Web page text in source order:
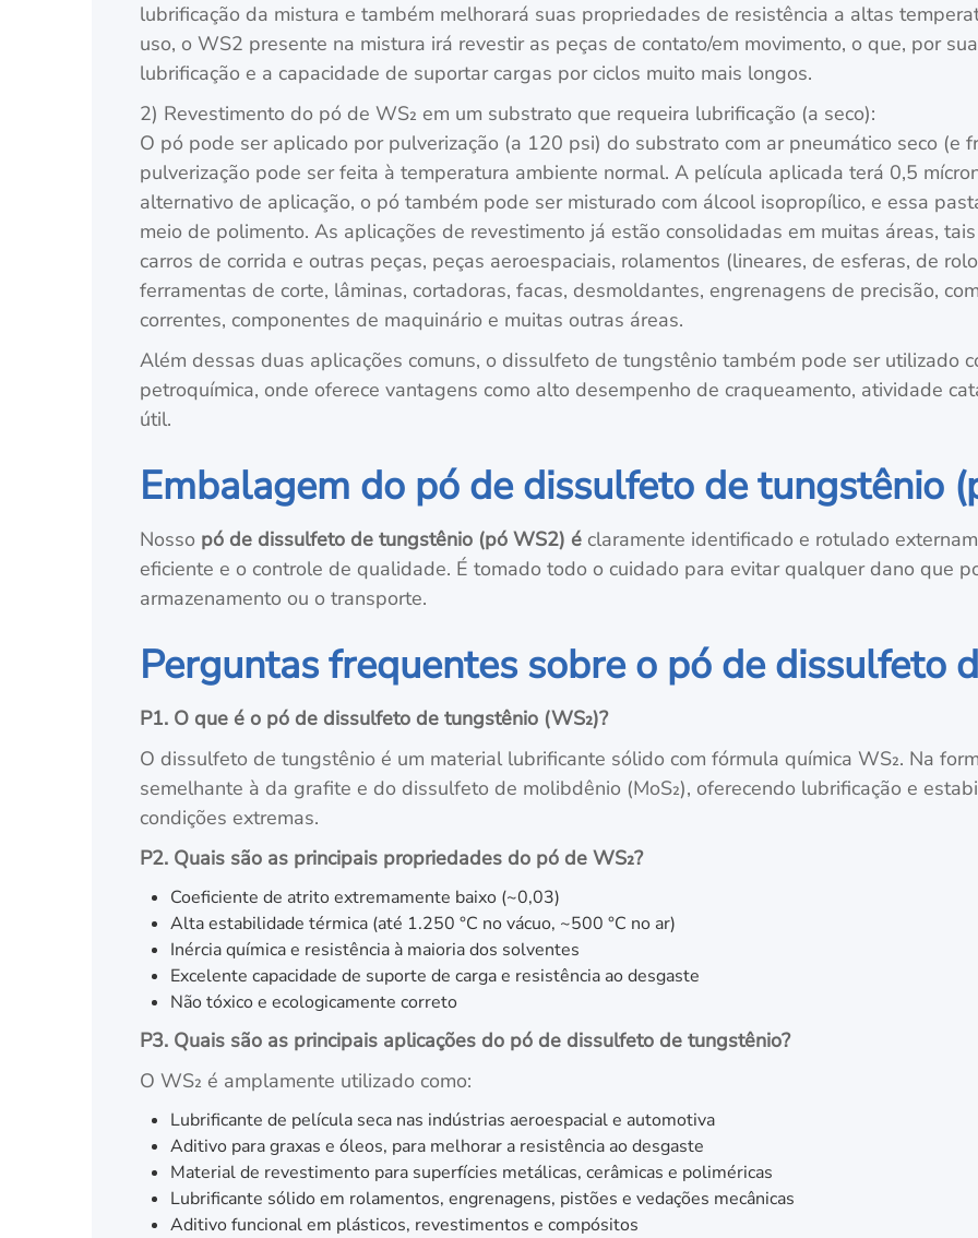
lubrificação da mistura e também melhorará suas propriedades de resistência a altas
uso, o WS2 presente na mistura irá revestir as peças de contato/em movimento, o que, por
lubrificação e a capacidade de suportar cargas por ciclos muito mais longos.
2) Revestimento do pó de WS₂ em um substrato que requeira lubrificação (a seco):
O pó pode ser aplicado por pulverização (a 120 psi) do substrato com ar pneumático seco (e
pulverização pode ser feita à temperatura ambiente normal. A película aplicada terá 0,5
alternativo de aplicação, o pó também pode ser misturado com álcool isopropílico, e essa
meio de polimento. As aplicações de revestimento já estão consolidadas em muitas áreas,
carros de corrida e outras peças, peças aeroespaciais, rolamentos (lineares, de esferas, de
ferramentas de corte, lâminas, cortadoras, facas, desmoldantes, engrenagens de precisão,
correntes, componentes de maquinário e muitas outras áreas.
Além dessas duas aplicações comuns, o dissulfeto de tungstênio também pode ser utilizado
petroquímica, onde oferece vantagens como alto desempenho de craqueamento, atividade
útil.
Embalagem do pó de dissulfeto de tungstênio
Nosso pó de dissulfeto de tungstênio (pó WS2) é claramente identificado e rotulado
eficiente e o controle de qualidade. É tomado todo o cuidado para evitar qualquer dano que
armazenamento ou o transporte.
Perguntas frequentes sobre o pó de dissulfeto
P1. O que é o pó de dissulfeto de tungstênio (WS₂)?
O dissulfeto de tungstênio é um material lubrificante sólido com fórmula química WS₂. Na
semelhante à da grafite e do dissulfeto de molibdênio (MoS₂), oferecendo lubrificação e
condições extremas.
P2. Quais são as principais propriedades do pó de WS₂?
Coeficiente de atrito extremamente baixo (~0,03)
Alta estabilidade térmica (até 1.250 °C no vácuo, ~500 °C no ar)
Inércia química e resistência à maioria dos solventes
Excelente capacidade de suporte de carga e resistência ao desgaste
Não tóxico e ecologicamente correto
P3. Quais são as principais aplicações do pó de dissulfeto de tungstênio?
O WS₂ é amplamente utilizado como:
Lubrificante de película seca nas indústrias aeroespacial e automotiva
Aditivo para graxas e óleos, para melhorar a resistência ao desgaste
Material de revestimento para superfícies metálicas, cerâmicas e poliméricas
Lubrificante sólido em rolamentos, engrenagens, pistões e vedações mecânicas
Aditivo funcional em plásticos, revestimentos e compósitos